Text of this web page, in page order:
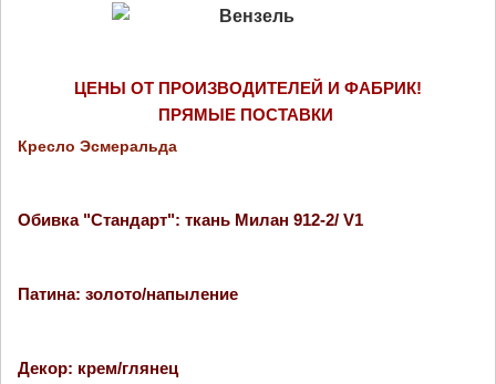
ЦЕНЫ ОТ ПРОИЗВОДИТЕЛЕЙ И ФАБРИК!
ПРЯМЫЕ ПОСТАВКИ
Кресло Эсмеральда
Обивка "Стандарт": ткань Милан 912-2/ V1
Патина: золото/напыление
Декор: крем/глянец